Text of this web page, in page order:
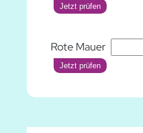
Jetzt prüfen
Rote Mauer
Jetzt prüfen